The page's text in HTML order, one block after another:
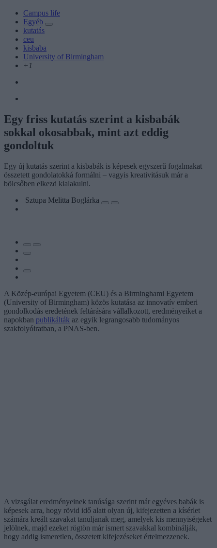
Campus life
Egyéb
kutatás
ceu
kisbaba
University of Birmingham
+1
Egy friss kutatás szerint a kisbabák
sokkal okosabbak, mint azt eddig
gondoltuk
Egy új kutatás szerint a kisbabák is képesek egyszerű fogalmakat
összetett gondolatokká formálni – vagyis kreativitásuk már a
bölcsőben elkezd kialakulni.
Sztupa Melitta Boglárka
A Közép-európai Egyetem (CEU) és a Birminghami Egyetem
(University of Birmingham) közös kutatása az innovatív emberi
gondolkodás eredetének feltárására vállalkozott, eredményeiket a
napokban publikálták az egyik legrangosabb tudományos
szakfolyóiratban, a PNAS-ben.
A vizsgálat eredményeinek tanúsága szerint már egyéves babák is
képesek arra, hogy rövid idő alatt olyan új, kifejezetten a kísérlet
számára kreált szavakat tanuljanak meg, amelyek kis mennyiségeket
jelölnek, majd ezeket rögtön már ismert szavakkal kombinálják,
hogy addig ismeretlen, összetett kifejezéseket értelmezzenek.